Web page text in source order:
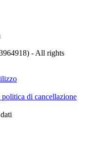
- All rights
di cancellazione